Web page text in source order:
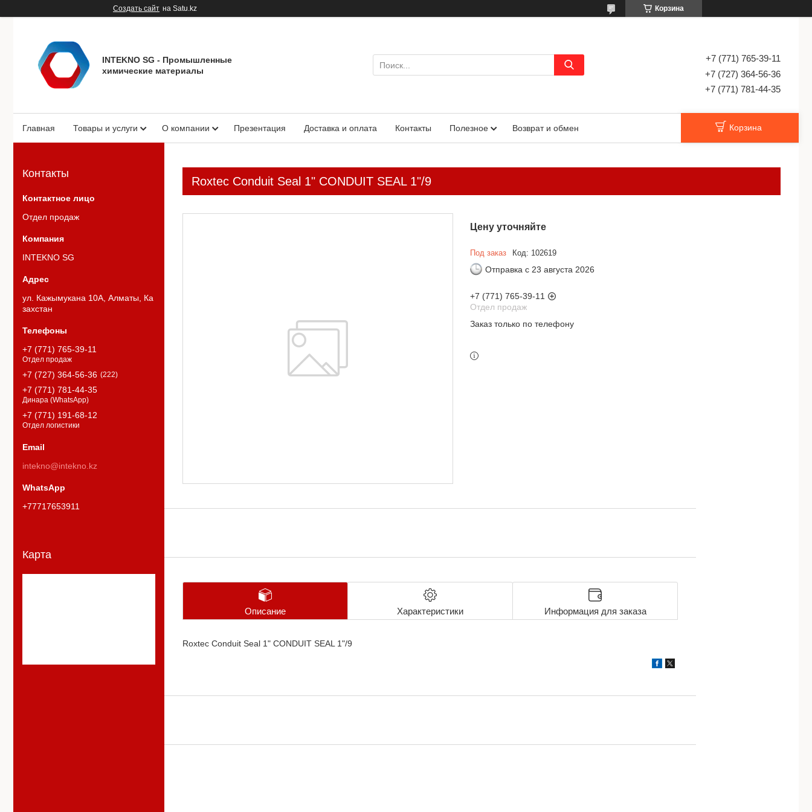
Создать сайт на Satu.kz Корзина
INTEKNO SG - Промышленные
химические материалы
+7 (771) 765-39-11
+7 (727) 364-56-36
+7 (771) 781-44-35
Главная Товары и услуги О компании Презентация Доставка и оплата Контакты Полезное Возврат и обмен Корзина
Roxtec Conduit Seal 1" CONDUIT SEAL 1"/9
Цену уточняйте
Под заказ Код: 102619
Отправка с 23 августа 2026
+7 (771) 765-39-11
Отдел продаж
Заказ только по телефону
Описание Характеристики Информация для заказа
Roxtec Conduit Seal 1" CONDUIT SEAL 1"/9
Контакты
Отдел продаж
INTEKNO SG
ул. Кажымукана 10А, Алматы, Ка
захстан
+7 (771) 765-39-11
Отдел продаж
+7 (727) 364-56-36 222
+7 (771) 781-44-35
Динара (WhatsApp)
+7 (771) 191-68-12
Отдел логистики
intekno@intekno.kz
+77717653911
Карта